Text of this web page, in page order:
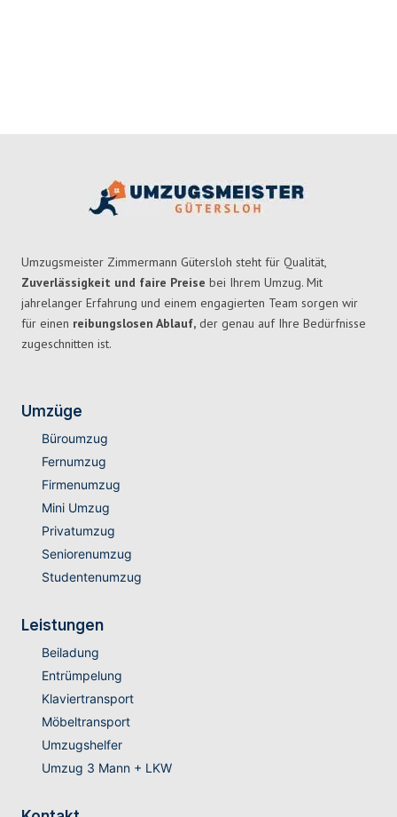
Umzugsmeister Zimmermann Gütersloh steht für Qualität,
Zuverlässigkeit und faire Preise bei Ihrem Umzug. Mit
jahrelanger Erfahrung und einem engagierten Team sorgen wir
für einen reibungslosen Ablauf, der genau auf Ihre Bedürfnisse
zugeschnitten ist.
Umzüge
Büroumzug
Fernumzug
Firmenumzug
Mini Umzug
Privatumzug
Seniorenumzug
Studentenumzug
Leistungen
Beiladung
Entrümpelung
Klaviertransport
Möbeltransport
Umzugshelfer
Umzug 3 Mann + LKW